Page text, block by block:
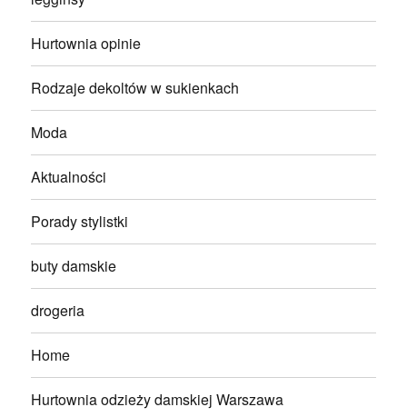
Hurtownia opinie
Rodzaje dekoltów w sukienkach
Moda
Aktualności
Porady stylistki
buty damskie
drogeria
Home
Hurtownia odzieży damskiej Warszawa